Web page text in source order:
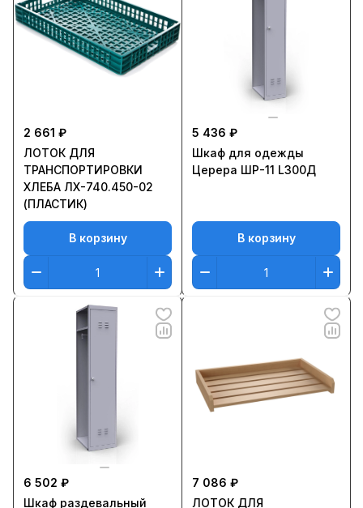
2 661 ₽
ЛОТОК ДЛЯ
ТРАНСПОРТИРОВКИ
ХЛЕБА ЛХ-740.450-02
(ПЛАСТИК)
В корзину
5 436 ₽
Шкаф для одежды
Церера ШР-11 L300Д
В корзину
6 502 ₽
Шкаф раздевальный
7 086 ₽
ЛОТОК ДЛЯ